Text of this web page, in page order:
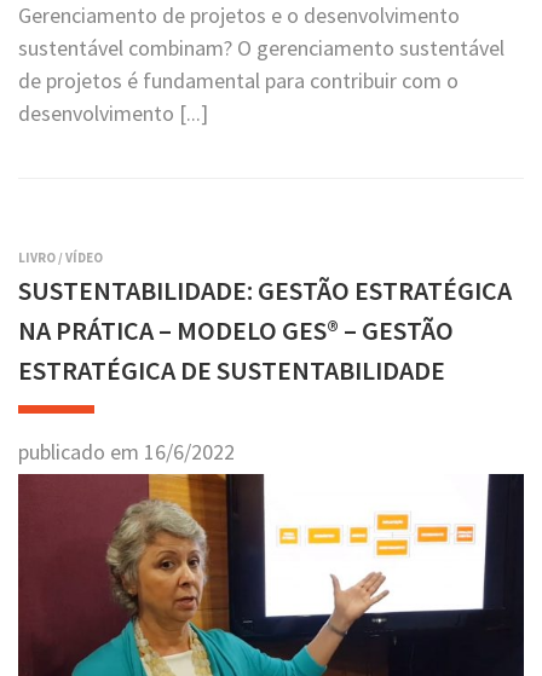
Gerenciamento de projetos e o desenvolvimento
sustentável combinam? O gerenciamento sustentável
de projetos é fundamental para contribuir com o
desenvolvimento [...]
LIVRO/VÍDEO
SUSTENTABILIDADE: GESTÃO ESTRATÉGICA
NA PRÁTICA – MODELO GES® – GESTÃO
ESTRATÉGICA DE SUSTENTABILIDADE
publicado em 16/6/2022